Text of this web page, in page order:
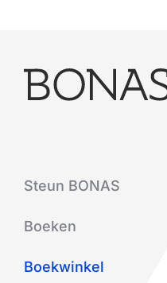
Steun BONAS
Boeken
Boekwinkel